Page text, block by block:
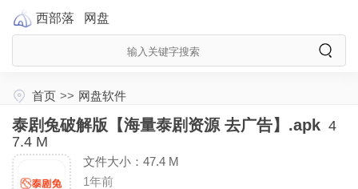
西部落 网盘
首页 >> 网盘软件
泰剧兔破解版【海量泰剧资源 去广告】.apk 4
7.4 M
文件大小：47.4 M
1年前